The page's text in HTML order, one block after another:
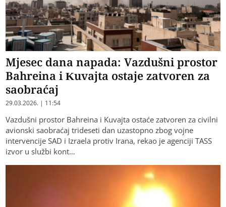
Mjesec dana napada: Vazdušni prostor
Bahreina i Kuvajta ostaje zatvoren za
saobraćaj
29.03.2026. | 11:54
Vazdušni prostor Bahreina i Kuvajta ostaće zatvoren za civilni
avionski saobraćaj trideseti dan uzastopno zbog vojne
intervencije SAD i Izraela protiv Irana, rekao je agenciji TASS
izvor u službi kont…